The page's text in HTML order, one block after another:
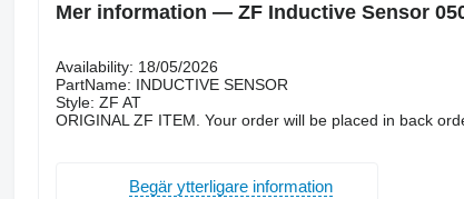
Mer information — ZF Inductive Sensor
Availability: 18/05/2026
PartName: INDUCTIVE SENSOR
Style: ZF AT
ORIGINAL ZF ITEM. Your order will be placed in back
Begär ytterligare information